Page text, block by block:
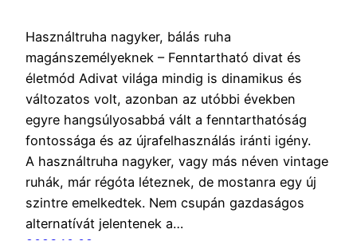
Használtruha nagyker, bálás ruha
magánszemélyeknek – Fenntartható divat és
életmód Adivat világa mindig is dinamikus és
változatos volt, azonban az utóbbi években
egyre hangsúlyosabbá vált a fenntarthatóság
fontossága és az újrafelhasználás iránti igény.
A használtruha nagyker, vagy más néven vintage
ruhák, már régóta léteznek, de mostanra egy új
szintre emelkedtek. Nem csupán gazdaságos
alternatívát jelentenek a…